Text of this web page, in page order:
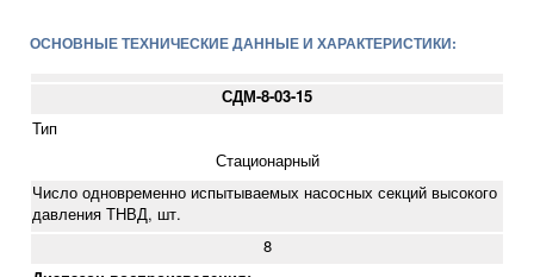
ОСНОВНЫЕ ТЕХНИЧЕСКИЕ ДАННЫЕ И ХАРАКТЕРИСТИКИ:
СДМ-8-03-15
Тип
Стационарный
Число одновременно испытываемых насосных секций высокого
давления ТНВД, шт.
8